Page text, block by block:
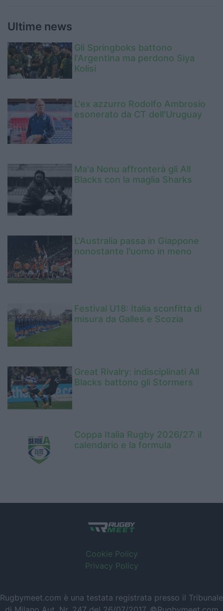
Ultime news
Gli Springboks battono
l'Argentina ma perdono Siya
Kolisi
L'ex azzurro Rodolfo Ambrosio
esonerato da CT dell'Uruguay
Ma'a Nonu affronterà gli All
Blacks con la maglia Sharks
L'Australia passa in Giappone
nonostante l'uomo in meno
Festival U18: Italia sconfitta di
misura da Galles e Scozia
Great Rivalry: indisciplinati All
Blacks battono gli Stormers
Coppa Italia Rugby 2026/27: il
calendario e la formula
Cookie Policy
Privacy Policy
Rugbymeet.com è una testata registrata presso il Tribunale